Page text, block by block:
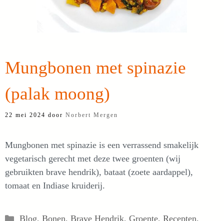
Mungbonen met spinazie
(palak moong)
22 mei 2024 door Norbert Mergen
Mungbonen met spinazie is een verrassend smakelijk
vegetarisch gerecht met deze twee groenten (wij
gebruikten brave hendrik), bataat (zoete aardappel),
tomaat en Indiase kruiderij.
Categorieën
Blog, Bonen, Brave Hendrik, Groente, Recepten,